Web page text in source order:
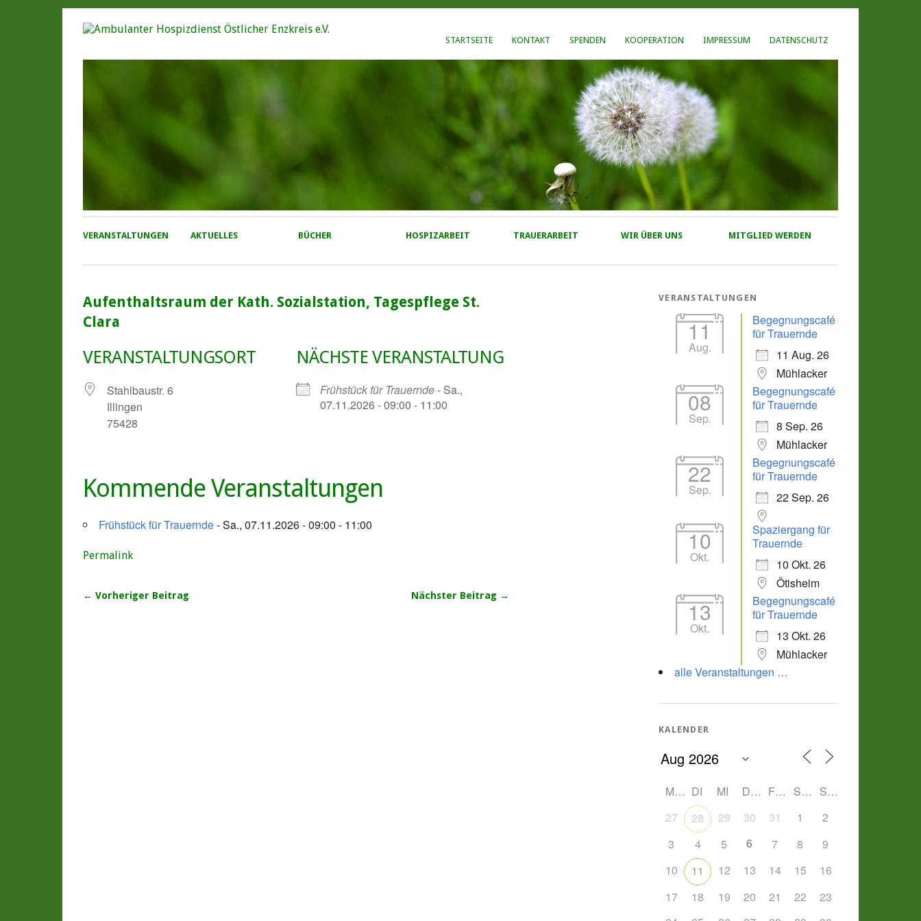
STARTSEITE KONTAKT SPENDEN KOOPERATION IMPRESSUM DATENSCHUTZ
VERANSTALTUNGEN AKTUELLES BÜCHER HOSPIZARBEIT TRAUERARBEIT WIR ÜBER UNS MITGLIED WERDEN
Aufenthaltsraum der Kath. Sozialstation, Tagespflege St.
Clara
VERANSTALTUNGSORT
Stahlbaustr. 6
Illingen
75428
NÄCHSTE VERANSTALTUNG
Frühstück für Trauernde- Sa.,
07.11.2026 - 09:00 - 11:00
Kommende Veranstaltungen
Frühstück für Trauernde- Sa., 07.11.2026 - 09:00 - 11:00
Permalink
← Vorheriger Beitrag Nächster Beitrag →
VERANSTALTUNGEN
11
Aug.
Begegnungscafé
für Trauernde
11 Aug. 26
Mühlacker
08
Sep.
Begegnungscafé
für Trauernde
8 Sep. 26
Mühlacker
22
Sep.
Begegnungscafé
für Trauernde
22 Sep. 26
10
Okt.
Spaziergang für
Trauernde
10 Okt. 26
Ötisheim
13
Okt.
Begegnungscafé
für Trauernde
13 Okt. 26
Mühlacker
alle Veranstaltungen …
KALENDER
MO DI MI DO FR SA
SO
27
28 29 30 31 1
2
3
4 5 6 7 8
9
10
11 12 13 14 15
16
17
18 19 20 21 22
23